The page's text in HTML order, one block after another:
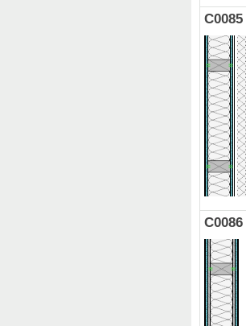
C0085
C0086